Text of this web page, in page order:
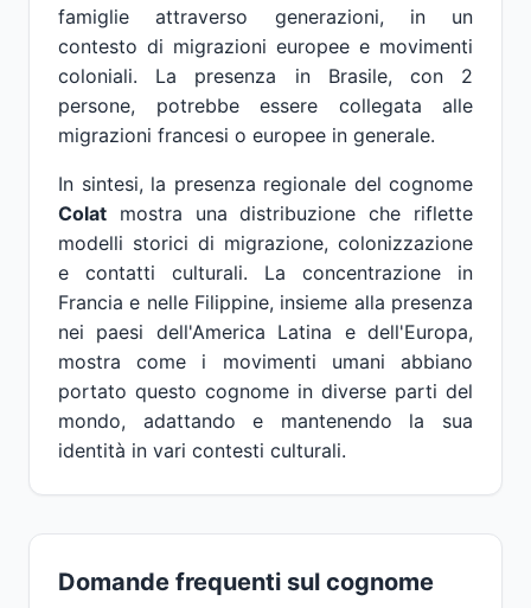
famiglie attraverso generazioni, in un
contesto di migrazioni europee e movimenti
coloniali. La presenza in Brasile, con 2
persone, potrebbe essere collegata alle
migrazioni francesi o europee in generale.
In sintesi, la presenza regionale del cognome
Colat mostra una distribuzione che riflette
modelli storici di migrazione, colonizzazione
e contatti culturali. La concentrazione in
Francia e nelle Filippine, insieme alla presenza
nei paesi dell'America Latina e dell'Europa,
mostra come i movimenti umani abbiano
portato questo cognome in diverse parti del
mondo, adattando e mantenendo la sua
identità in vari contesti culturali.
Domande frequenti sul cognome